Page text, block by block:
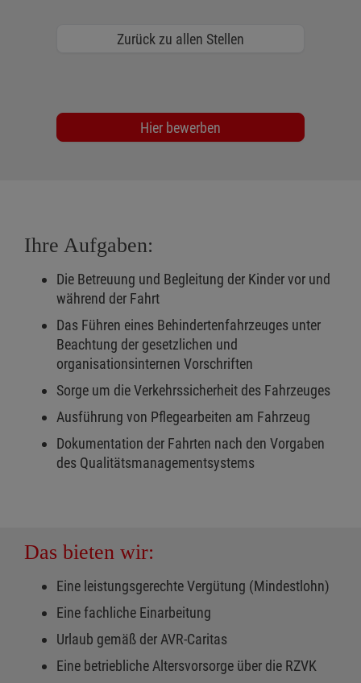
Zurück zu allen Stellen
Hier bewerben
Ihre Aufgaben:
Die Betreuung und Begleitung der Kinder vor und
während der Fahrt
Das Führen eines Behindertenfahrzeuges unter
Beachtung der gesetzlichen und
organisationsinternen Vorschriften
Sorge um die Verkehrssicherheit des Fahrzeuges
Ausführung von Pflegearbeiten am Fahrzeug
Dokumentation der Fahrten nach den Vorgaben
des Qualitätsmanagementsystems
Das bieten wir:
Eine leistungsgerechte Vergütung (Mindestlohn)
Eine fachliche Einarbeitung
Urlaub gemäß der AVR-Caritas
Eine betriebliche Altersvorsorge über die RZVK